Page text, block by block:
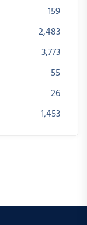
159
2,483
3,773
55
26
1,453